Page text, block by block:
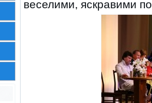
веселими, яскравими